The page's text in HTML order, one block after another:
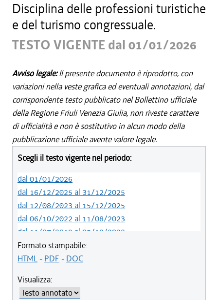
Disciplina delle professioni turistiche
e del turismo congressuale.
TESTO VIGENTE dal 01/01/2026
Avviso legale:Il presente documento è riprodotto, con
variazioni nella veste grafica ed eventuali annotazioni, dal
corrispondente testo pubblicato nel Bollettino ufficiale
della Regione Friuli Venezia Giulia, non riveste carattere
di ufficialità e non è sostitutivo in alcun modo della
pubblicazione ufficiale avente valore legale.
Scegli il testo vigente nel periodo:
dal 01/01/2026
dal 16/12/2025 al 31/12/2025
dal 12/08/2023 al 15/12/2025
dal 06/10/2022 al 11/08/2023
dal 11/07/2019 al 05/10/2022
dal 01/05/2019 al 10/07/2019
dal 12/04/2018 al 30/04/2019
dal 01/01/2018 al 28/03/2018
dal 09/11/2017 al 31/12/2017
Formato stampabile:
HTML- PDF - DOC
Visualizza: